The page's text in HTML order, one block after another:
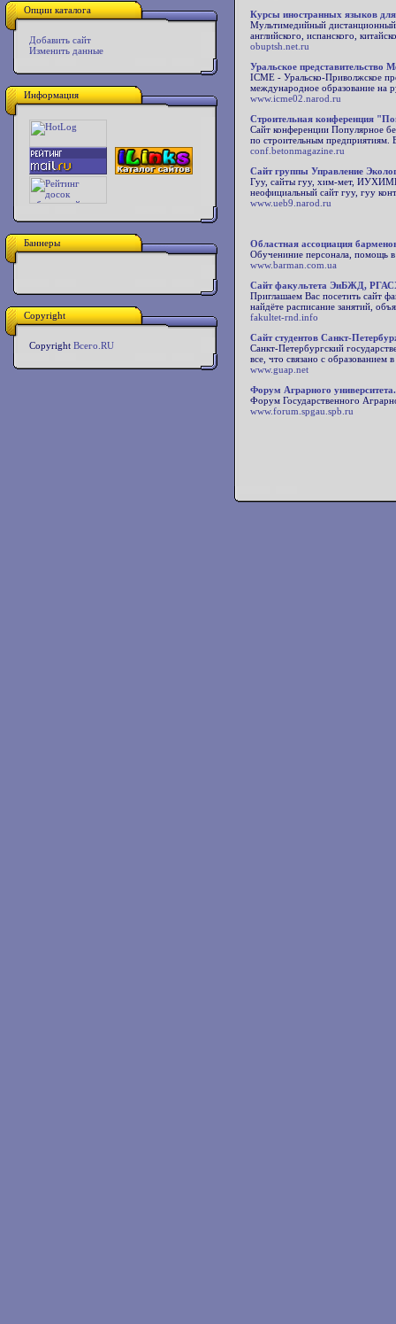
Опции каталога
Добавить сайт
Изменить данные
Информация
Баннеры
Copyright
Copyright Всего.RU
Курсы иностранных языков для
Мультимедийный дистанционный
английского, испанского,
obuptsh.net.ru
Уральское представительство
ICME - Уральско-Приволжское
международное образование на
www.icme02.narod.ru
Строительная конференция
Сайт конференции Популярное
по строительным предприятиям.
conf.betonmagazine.ru
Сайт группы Управление
Гуу, сайты гуу, хим-мет,
неофициальный сайт гуу, гуу
www.ueb9.narod.ru
Областная ассоциация
Обучениние персонала, помощь
www.barman.com.ua
Сайт факультета ЭиБЖД,
Приглашаем Вас посетить сайт
найдёте расписание занятий,
fakultet-rnd.info
Сайт студентов Санкт-
Санкт-Петербургский
все, что связано с образованием
www.guap.net
Форум Аграрного
Форум Государственного
www.forum.spgau.spb.ru